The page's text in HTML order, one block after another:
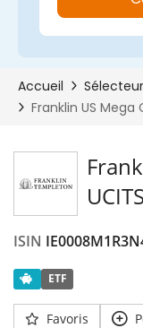
ISIN
ETF
Favoris